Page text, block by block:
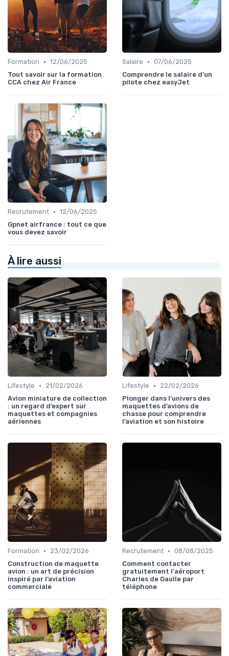
Formation • 12/06/2025
Tout savoir sur la formation
CCA chez Air France
Salaire • 07/06/2025
Comprendre le salaire d'un
pilote chez easyJet
Recrutement • 12/06/2025
Gpnet airfrance : tout ce que
vous devez savoir
À lire aussi
Lifestyle •
21/02/2026
Avion miniature de collection
: un regard d’expert sur
maquettes et compagnies
aériennes
Lifestyle •
22/02/2026
Plonger dans l’univers des
maquettes d’avions de
chasse pour comprendre
l’aviation et son histoire
Formation •
23/02/2026
Construction de maquette
avion : un art de précision
inspiré par l’aviation
commerciale
Recrutement • 08/08/2025
Comment contacter
gratuitement l'aéroport
Charles de Gaulle par
téléphone